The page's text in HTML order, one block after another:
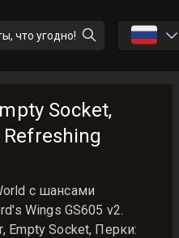
что угодно! 🇷🇺
Socket,
с шансами
Wings GS605 v2.
Empty Socket, Перки: